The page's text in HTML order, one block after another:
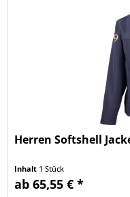
Herren Softshell
Inhalt 1 Stück
ab 65,55 € *